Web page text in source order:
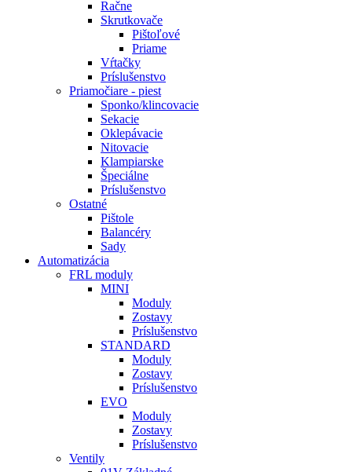
Račne
Skrutkovače
Pištoľové
Priame
Vŕtačky
Príslušenstvo
Priamočiare - piest
Sponko/klincovacie
Sekacie
Oklepávacie
Nitovacie
Klampiarske
Špeciálne
Príslušenstvo
Ostatné
Pištole
Balancéry
Sady
Automatizácia
FRL moduly
MINI
Moduly
Zostavy
Príslušenstvo
STANDARD
Moduly
Zostavy
Príslušenstvo
EVO
Moduly
Zostavy
Príslušenstvo
Ventily